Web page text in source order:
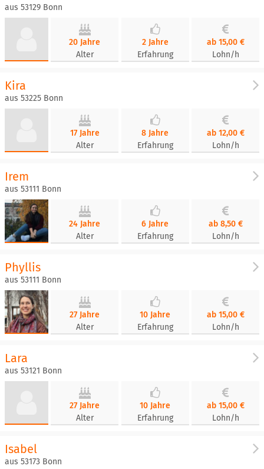
aus 53129 Bonn
20 Jahre
Alter
2 Jahre
Erfahrung
ab 15,00 €
Lohn/h
Kira
aus 53225 Bonn
17 Jahre
Alter
8 Jahre
Erfahrung
ab 12,00 €
Lohn/h
Irem
aus 53111 Bonn
24 Jahre
Alter
6 Jahre
Erfahrung
ab 8,50 €
Lohn/h
Phyllis
aus 53111 Bonn
27 Jahre
Alter
10 Jahre
Erfahrung
ab 15,00 €
Lohn/h
Lara
aus 53121 Bonn
27 Jahre
Alter
10 Jahre
Erfahrung
ab 15,00 €
Lohn/h
Isabel
aus 53173 Bonn